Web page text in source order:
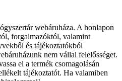
webáruháza. A honlapon
forgalmazóktól, valamint
és tájékoztatókból
nem vállal felelősséget.
el a termék csomagolásán
tájékoztatót. Ha valamiben